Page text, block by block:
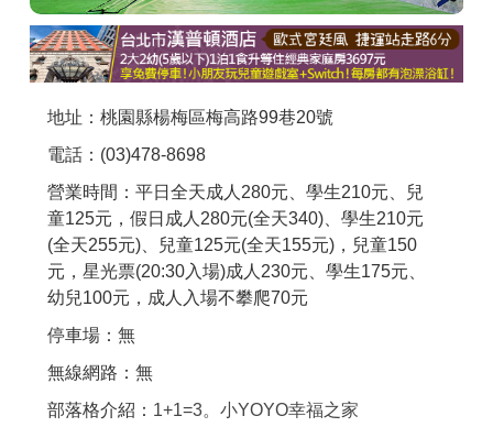
APP下載
地址：桃園縣楊梅區梅高路99巷20號
電話：(03)478-8698
營業時間：平日全天成人280元、學生210元、兒
童125元，假日成人280元(全天340)、學生210元
(全天255元)、兒童125元(全天155元)，兒童150
元，星光票(20:30入場)成人230元、學生175元、
幼兒100元，成人入場不攀爬70元
停車場：無
無線網路：無
部落格介紹： 1+1=3。小YOYO幸福之家